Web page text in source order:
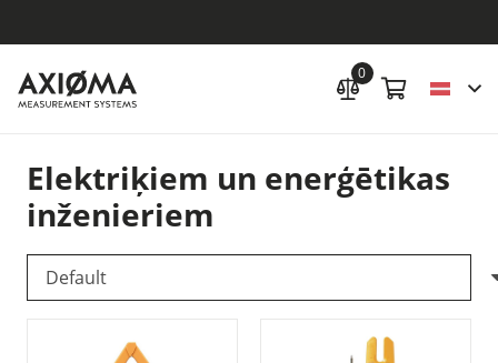
0
Elektriķiem un enerģētikas
inženieriem